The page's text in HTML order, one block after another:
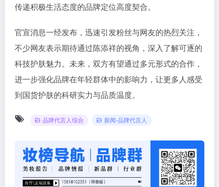
传递积极生活态度的品牌定位高度契合。
官宣消息一经发布，迅速引发粉丝与网友的热烈关注，
不少网友表示期待通过陈添祥的视角，深入了解可逐的
科技护肤魅力。未来，双方有望通过多元形式的合作，
进一步强化品牌在年轻群体中的影响力，让更多人感受
到国货护肤的科研实力与品质温度。
品牌代言人综合 新闻-品牌代言人